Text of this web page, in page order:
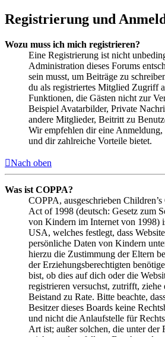
Registrierung und
Wozu muss ich mich registrieren?
Eine Registrierung ist nicht
Administration dieses Forums
sein musst, um Beiträge zu
du als registriertes Mitglied Zugriff
Funktionen, die Gästen nicht zur
Beispiel Avatarbilder, Private
andere Mitglieder, Beitritt zu
Wir empfehlen dir eine Anmeldung,
und dir zahlreiche Vorteile bietet.
Nach oben
Was ist COPPA?
COPPA, ausgeschrieben
Act of 1998 (deutsch: Gesetz zum
von Kindern im Internet von 1998)
USA, welches festlegt, dass
persönliche Daten von Kindern
hierzu die Zustimmung der Eltern
der Erziehungsberechtigten
bist, ob dies auf dich oder die
registrieren versuchst, zutrifft, ziehe
Beistand zu Rate. Bitte beachte,
Besitzer dieses Boards keine
und nicht die Anlaufstelle für
Art ist; außer solchen, die unter der